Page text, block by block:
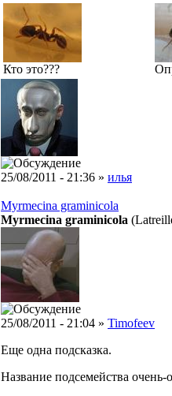
Кто это???
25/08/2011 - 21:36 » илья
Myrmecina graminicola
Myrmecina graminicola
25/08/2011 - 21:04 » Timofeev
Еще одна подсказка.
Название подсемейства